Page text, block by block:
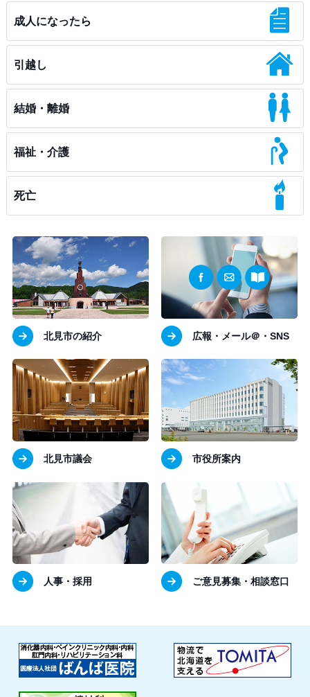
成人になったら
引越し
結婚・離婚
福祉・介護
死亡
北見市の紹介 広報・メール＠・SNS
北見市議会 市役所案内
人事・採用 ご意見募集・相談窓口